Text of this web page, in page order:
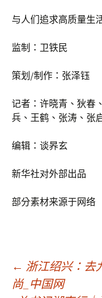
与人们追求高质量生
监制：卫铁民
策划/制作：张泽钰
记者：许晓青、狄春
兵、王鹤、张涛、张
编辑：谈昦玄
新华社对外部出品
部分素材来源于网络
文
← 浙江绍兴：去
尚_中国网